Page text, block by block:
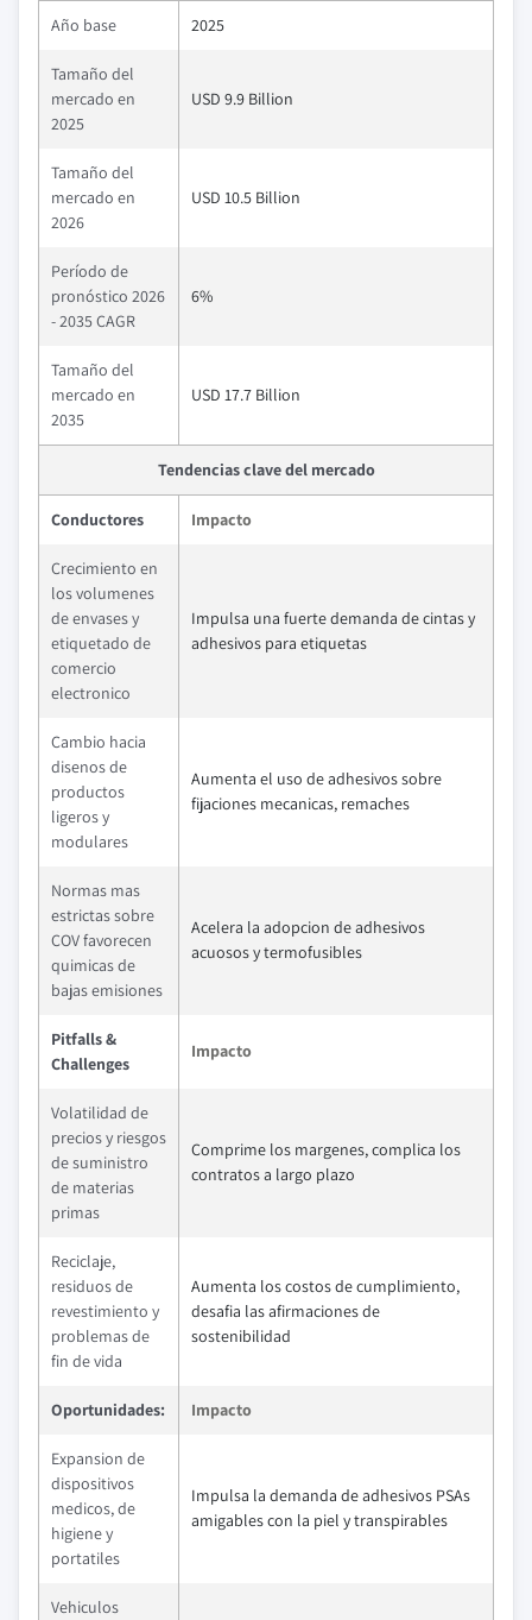
Año base 2025
Tamaño del
mercado en
2025
USD 9.9 Billion
Tamaño del
mercado en
2026
USD 10.5 Billion
Período de
pronóstico 2026
- 2035 CAGR
6%
Tamaño del
mercado en
2035
USD 17.7 Billion
Tendencias clave del mercado
Conductores Impacto
Crecimiento en
los volumenes
de envases y
etiquetado de
comercio
electronico
Impulsa una fuerte demanda de cintas y
adhesivos para etiquetas
Cambio hacia
disenos de
productos
ligeros y
modulares
Aumenta el uso de adhesivos sobre
fijaciones mecanicas, remaches
Normas mas
estrictas sobre
COV favorecen
quimicas de
bajas emisiones
Acelera la adopcion de adhesivos
acuosos y termofusibles
Pitfalls &
Challenges
Impacto
Volatilidad de
precios y riesgos
de suministro
de materias
primas
Comprime los margenes, complica los
contratos a largo plazo
Reciclaje,
residuos de
revestimiento y
problemas de
fin de vida
Aumenta los costos de cumplimiento,
desafia las afirmaciones de
sostenibilidad
Oportunidades: Impacto
Expansion de
dispositivos
medicos, de
higiene y
portatiles
Impulsa la demanda de adhesivos PSAs
amigables con la piel y transpirables
Vehiculos